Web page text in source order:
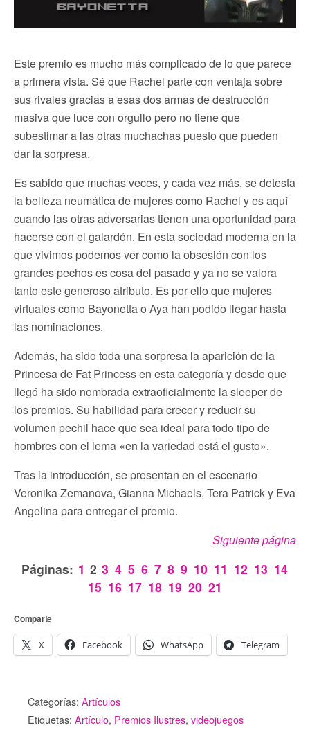
Este premio es mucho más complicado de lo que parece
a primera vista. Sé que Rachel parte con ventaja sobre
sus rivales gracias a esas dos armas de destrucción
masiva que luce con orgullo pero no tiene que
subestimar a las otras muchachas puesto que pueden
dar la sorpresa.
Es sabido que muchas veces, y cada vez más, se detesta
la belleza neumática de mujeres como Rachel y es aquí
cuando las otras adversarias tienen una oportunidad para
hacerse con el galardón. En esta sociedad moderna en la
que vivimos podemos ver como la obsesión con los
grandes pechos es cosa del pasado y ya no se valora
tanto este generoso atributo. Es por ello que mujeres
virtuales como Bayonetta o Aya han podido llegar hasta
las nominaciones.
Además, ha sido toda una sorpresa la aparición de la
Princesa de Fat Princess en esta categoría y desde que
llegó ha sido nombrada extraoficialmente la sleeper de
los premios. Su habilidad para crecer y reducir su
volumen pechil hace que sea ideal para todo tipo de
hombres con el lema «en la variedad está el gusto».
Tras la introducción, se presentan en el escenario
Veronika Zemanova, Gianna Michaels, Tera Patrick y Eva
Angelina para entregar el premio.
Siguiente página
Páginas: 1 2 3 4 5 6 7 8 9 10 11 12 13 14
15 16 17 18 19 20 21
Comparte
X Facebook WhatsApp Telegram
Categorías: Artículos
Etiquetas: Artículo, Premios Ilustres, videojuegos